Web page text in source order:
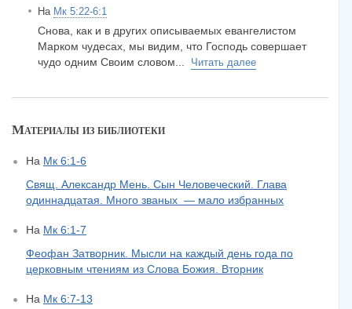
На Мк 5:22-6:1
Снова, как и в других описываемых евангелистом
Марком чудесах, мы видим, что Господь совершает
чудо одним Своим словом... Читать далее
Материалы из библиотеки
На Мк 6:1-6
Свящ. Александр Мень. Сын Человеческий. Глава
одиннадцатая. Много званых — мало избранных
На Мк 6:1-7
Феофан Затворник. Мысли на каждый день года по
церковным чтениям из Слова Божия. Вторник
На Мк 6:7-13